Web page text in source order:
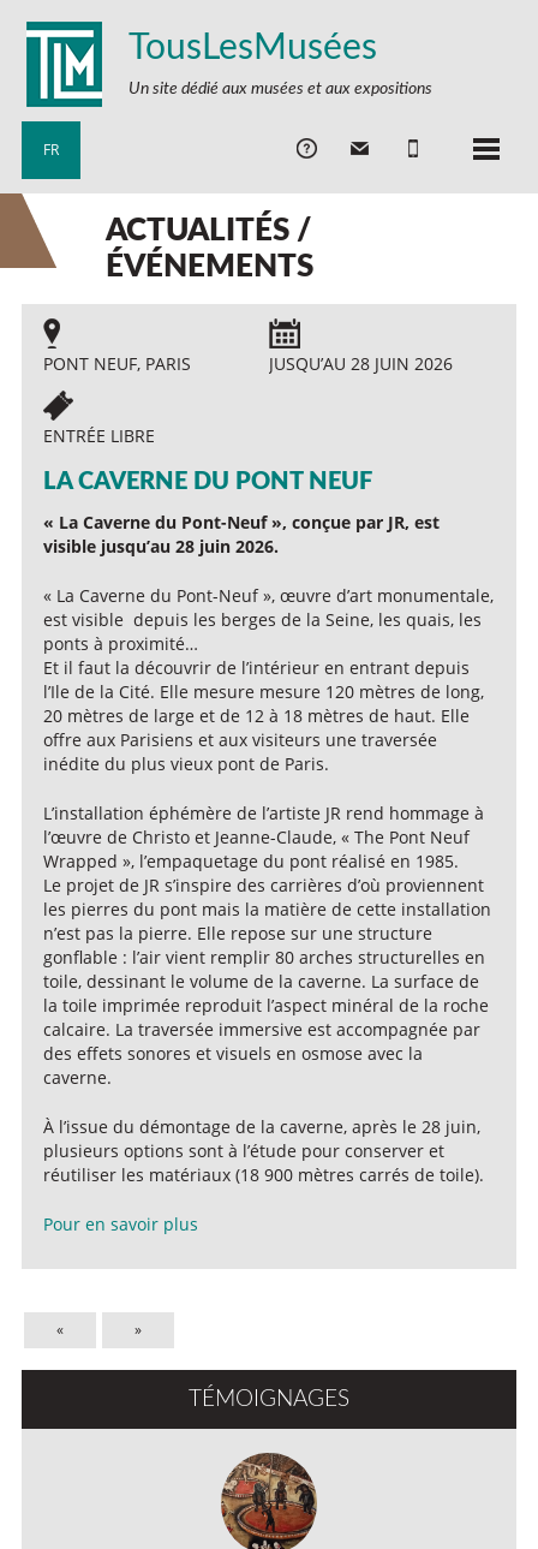
TousLesMusées
Un site dédié aux musées et aux expositions
FR
ACTUALITÉS /
ÉVÉNEMENTS
PONT NEUF, PARIS JUSQU’AU 28 JUIN 2026
ENTRÉE LIBRE
LA CAVERNE DU PONT NEUF
« La Caverne du Pont-Neuf », conçue par JR, est
visible jusqu’au 28 juin 2026.
« La Caverne du Pont-Neuf », œuvre d’art monumentale,
est visible depuis les berges de la Seine, les quais, les
ponts à proximité…
Et il faut la découvrir de l’intérieur en entrant depuis
l’Ile de la Cité. Elle mesure mesure 120 mètres de long,
20 mètres de large et de 12 à 18 mètres de haut. Elle
offre aux Parisiens et aux visiteurs une traversée
inédite du plus vieux pont de Paris.
L’installation éphémère de l’artiste JR rend hommage à
l’œuvre de Christo et Jeanne-Claude, « The Pont Neuf
Wrapped », l’empaquetage du pont réalisé en 1985.
Le projet de JR s’inspire des carrières d’où proviennent
les pierres du pont mais la matière de cette installation
n’est pas la pierre. Elle repose sur une structure
gonflable : l’air vient remplir 80 arches structurelles en
toile, dessinant le volume de la caverne. La surface de
la toile imprimée reproduit l’aspect minéral de la roche
calcaire. La traversée immersive est accompagnée par
des effets sonores et visuels en osmose avec la
caverne.
À l’issue du démontage de la caverne, après le 28 juin,
plusieurs options sont à l’étude pour conserver et
réutiliser les matériaux (18 900 mètres carrés de toile).
Pour en savoir plus
« »
TÉMOIGNAGES